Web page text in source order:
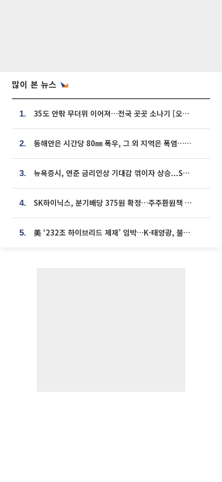
많이 본 뉴스
1. 35도 안팎 무더위 이어져…전국 곳곳 소나기 [오늘 날씨]
2. 동해안은 시간당 80㎜ 폭우, 그 외 지역은 폭염…‘극과 극 날씨’
3. 뉴욕증시, 연준 금리인상 기대감 꺾이자 상승...S&P500 사상 최고치 [종합]
4. SK하이닉스, 분기배당 375원 확정…주주환원책 9월로 앞당겨 발표
5. 美 ‘232조 하이브리드 제재’ 임박…K-태양광, 불확실성 털고 날개 다나